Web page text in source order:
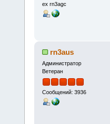
ex rn3agc
rn3aus
Администратор
Ветеран
Сообщений: 3936